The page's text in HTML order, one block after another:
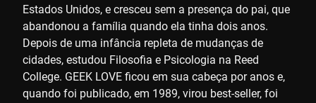
Estados Unidos, e cresceu sem a presença do pai, que
abandonou a família quando ela tinha dois anos.
Depois de uma infância repleta de mudanças de
cidades, estudou Filosofia e Psicologia na Reed
College. GEEK LOVE ficou em sua cabeça por anos e,
quando foi publicado, em 1989, virou best-seller, foi